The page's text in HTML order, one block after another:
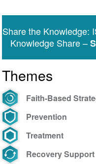
2020
Ações
do
Governo
Federal
do
Brasil
redução
de
Share the Knowledge:
Knowledge Share –
Themes
Faith-Based
Prevention
Treatment
Recovery Support